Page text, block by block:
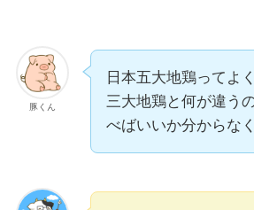
豚くん
日本五大地鶏ってよ
三大地鶏と何が違う
べばいいか分からな